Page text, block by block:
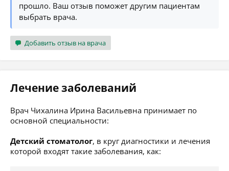
прошло. Ваш отзыв поможет другим пациентам
выбрать врача.
Добавить отзыв на врача
Лечение заболеваний
Врач Чихалина Ирина Васильевна принимает по
основной специальности:
Детский стоматолог, в круг диагностики и лечения
которой входят такие заболевания, как: